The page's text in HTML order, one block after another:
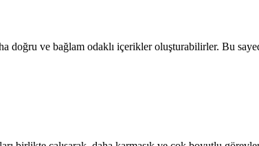
doğru ve bağlam odaklı içerikler oluşturabilirler. Bu